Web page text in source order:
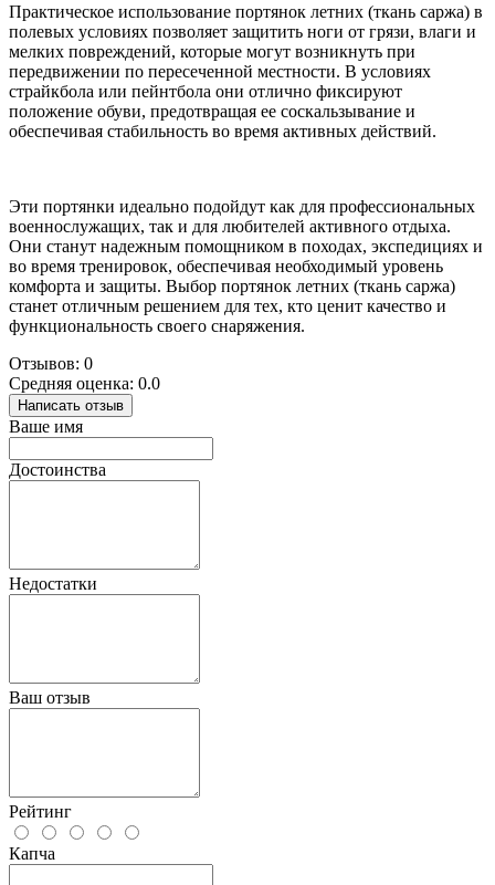
Практическое использование портянок летних (ткань саржа) в
полевых условиях позволяет защитить ноги от грязи, влаги и
мелких повреждений, которые могут возникнуть при
передвижении по пересеченной местности. В условиях
страйкбола или пейнтбола они отлично фиксируют
положение обуви, предотвращая ее соскальзывание и
обеспечивая стабильность во время активных действий.
Эти портянки идеально подойдут как для профессиональных
военнослужащих, так и для любителей активного отдыха.
Они станут надежным помощником в походах, экспедициях и
во время тренировок, обеспечивая необходимый уровень
комфорта и защиты. Выбор портянок летних (ткань саржа)
станет отличным решением для тех, кто ценит качество и
функциональность своего снаряжения.
Отзывов: 0
Средняя оценка: 0.0
Написать отзыв
Ваше имя
Достоинства
Недостатки
Ваш отзыв
Рейтинг
Капча